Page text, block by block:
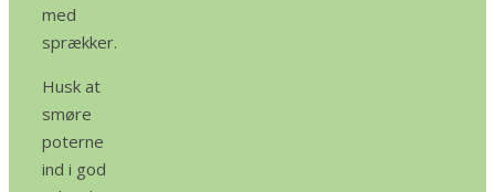
med
sprækker.
Husk at
smøre
poterne
ind i god